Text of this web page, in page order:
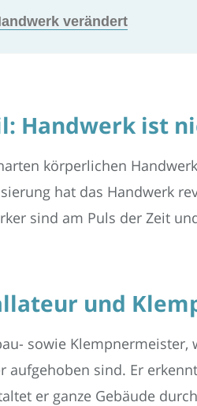
verändert
Handwerk ist
körperlichen
hat das Handwerk
sind am Puls der Zeit
und
sowie
sind. Er
er ganze Gebäude